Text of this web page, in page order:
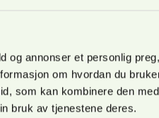
og annonser et personlig
om hvordan du
som kan kombinere den
bruk av tjenestene deres.
skatter, og
fiske. NORSKOG
bedre kan utvikle